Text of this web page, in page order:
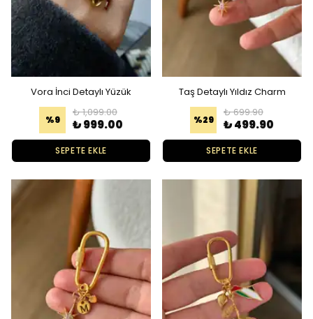
Vora İnci Detaylı Yüzük
%9
₺ 1,099.00
₺ 999.00
SEPETE EKLE
Taş Detaylı Yıldız Charm
%29
₺ 699.90
₺ 499.90
SEPETE EKLE